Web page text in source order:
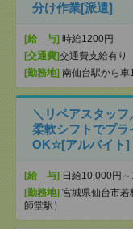
分け作業[派遣]
[給 与] 時給1200円
[交通費]交通費支給有り
[勤務地] 南仙台駅から車
＼リペアスタッ
柔軟シフトでプ
OK☆[アルバイト]
[給 与] 日給10,000円
[勤務地] 宮城県仙台市若
師堂駅）